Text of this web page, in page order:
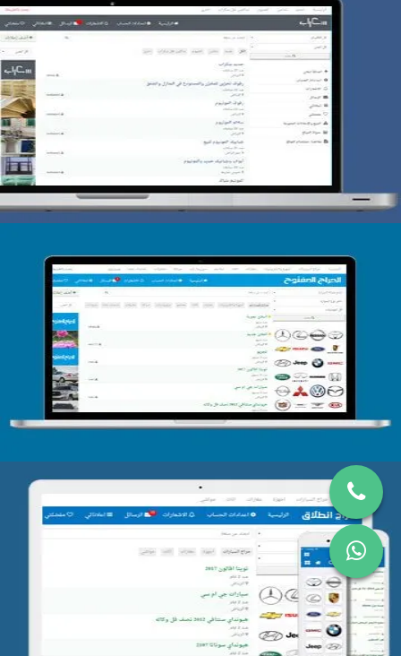
تصميم حراج سكراب
التفاصيل
تصميم الحراج الدولى
تصميم موقع حراج